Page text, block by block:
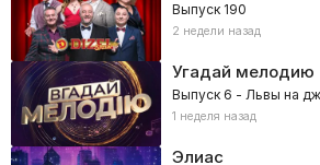
Выпуск 190
2 недели назад
Угадай мелодию
Выпуск 6 - Львы на
1 неделя назад
Элиас